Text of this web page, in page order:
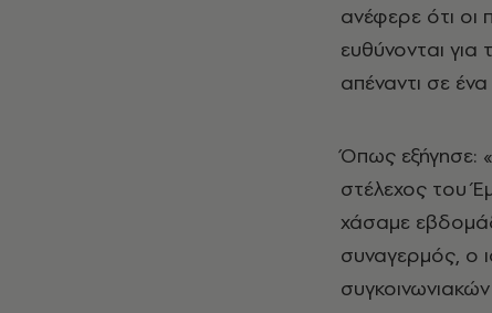
ανέφερε ότι οι
ευθύνονται για
απέναντι σε
Όπως εξήγησε:
στέλεχος του
χάσαμε
συναγερμός, ο